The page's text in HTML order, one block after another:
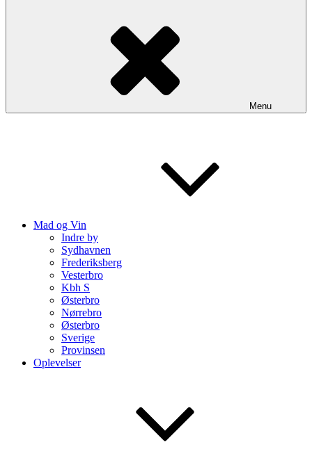
Menu
Mad og Vin
Indre by
Sydhavnen
Frederiksberg
Vesterbro
Kbh S
Østerbro
Nørrebro
Østerbro
Sverige
Provinsen
Oplevelser